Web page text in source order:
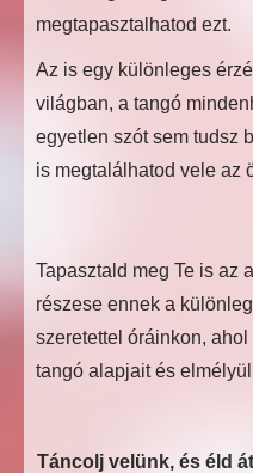
megtapasztalhatod ezt.
Az is egy különleges
világban, a tangó
egyetlen szót sem tudsz
is megtalálhatod vele az
Tapasztald meg Te is az
részese ennek a
szeretettel óráinkon,
tangó alapjait és
Táncolj velünk, és éld